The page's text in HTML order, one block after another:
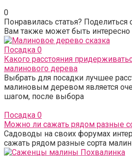
0
Понравилась статья? Поделиться
Вам также может быть интересно
Посадка 0
Какого расстояния
малинового дерева
Выбрать для посадки лучшее
малиновым деревом является
шагом, после выбора
Посадка 0
Можно ли сажать рядом разные
Садоводы на своих форумах
сажать рядом разные сорта